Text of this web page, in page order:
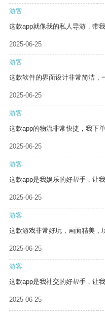
游客
这款app就像我的私人导游，带
2025-06-25
游客
这款软件的界面设计非常简洁，
2025-06-25
游客
这款app的物流非常快捷，我下
2025-06-25
游客
这款app是我娱乐的好帮手，让
2025-06-25
游客
这款游戏非常好玩，画面精美，
2025-06-25
游客
这款app是我社交的好帮手，让
2025-06-25